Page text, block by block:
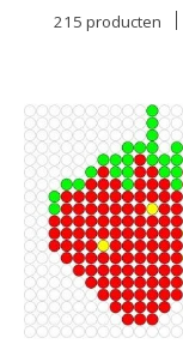
215 producten